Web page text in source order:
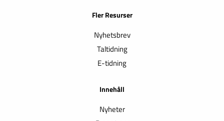
Fler Resurser
Nyhetsbrev
Taltidning
E-tidning
Innehåll
Nyheter